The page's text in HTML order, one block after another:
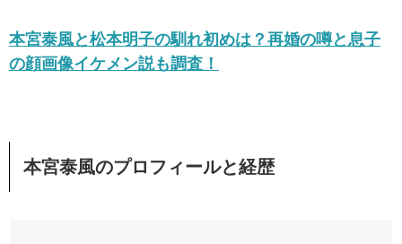
本宮泰風と松本明子の馴れ初めは？再婚の噂と息子
の顔画像イケメン説も調査！
本宮泰風のプロフィールと経歴